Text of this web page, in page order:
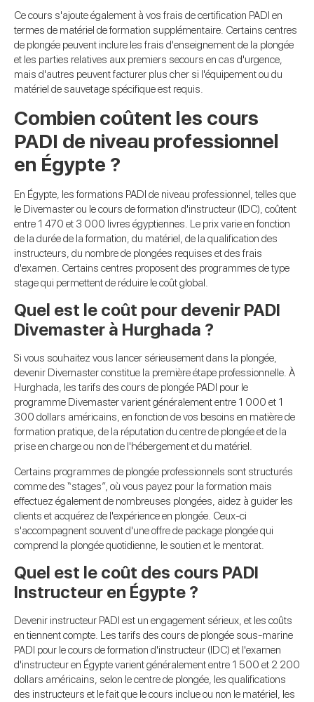
Ce cours s'ajoute également à vos frais de certification PADI en
termes de matériel de formation supplémentaire. Certains centres
de plongée peuvent inclure les frais d'enseignement de la plongée
et les parties relatives aux premiers secours en cas d'urgence,
mais d'autres peuvent facturer plus cher si l'équipement ou du
matériel de sauvetage spécifique est requis.
Combien coûtent les cours
PADI de niveau professionnel
en Égypte ?
En Égypte, les formations PADI de niveau professionnel, telles que
le Divemaster ou le cours de formation d'instructeur (IDC), coûtent
entre 1 470 et 3 000 livres égyptiennes. Le prix varie en fonction
de la durée de la formation, du matériel, de la qualification des
instructeurs, du nombre de plongées requises et des frais
d'examen. Certains centres proposent des programmes de type
stage qui permettent de réduire le coût global.
Quel est le coût pour devenir PADI
Divemaster à Hurghada ?
Si vous souhaitez vous lancer sérieusement dans la plongée,
devenir Divemaster constitue la première étape professionnelle. À
Hurghada, les tarifs des cours de plongée PADI pour le
programme Divemaster varient généralement entre 1 000 et 1
300 dollars américains, en fonction de vos besoins en matière de
formation pratique, de la réputation du centre de plongée et de la
prise en charge ou non de l'hébergement et du matériel.
Certains programmes de plongée professionnels sont structurés
comme des “stages”, où vous payez pour la formation mais
effectuez également de nombreuses plongées, aidez à guider les
clients et acquérez de l'expérience en plongée. Ceux-ci
s'accompagnent souvent d'une offre de package plongée qui
comprend la plongée quotidienne, le soutien et le mentorat.
Quel est le coût des cours PADI
Instructeur en Égypte ?
Devenir instructeur PADI est un engagement sérieux, et les coûts
en tiennent compte. Les tarifs des cours de plongée sous-marine
PADI pour le cours de formation d'instructeur (IDC) et l'examen
d'instructeur en Égypte varient généralement entre 1 500 et 2 200
dollars américains, selon le centre de plongée, les qualifications
des instructeurs et le fait que le cours inclue ou non le matériel, les